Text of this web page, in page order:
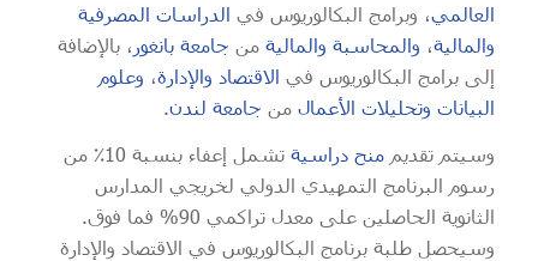
العالمي، وبرامج البكالوريوس في الدراسات المصرفية
والمالية، والمحاسبة والماليةمن جامعة بانغور ، بالإضافة
إلى برامج البكالوريوس في الاقتصاد والإدارة، وعلوم
البيانات وتحليلات الأعمالمن جامعة لندن.
وسيتم تقديم منح دراسية
تشمل إعفاء بنسبة 10٪ من
رسوم البرنامج التمهيدي الدولي لخريجي المدارس
الثانوية الحاصلين على معدل تراكمي 90% فما فوق.
وسيحصل طلبة برنامج البكالوريوس في الاقتصاد والإدارة